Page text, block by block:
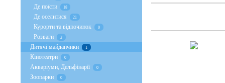
Де поїсти 18
Де оселитися 21
Курорти та відпочинок 0
Розваги 2
Дитячі майданчики 1
Кінотеатри 0
Акваріуми, Дельфінарії 0
Зоопарки 0